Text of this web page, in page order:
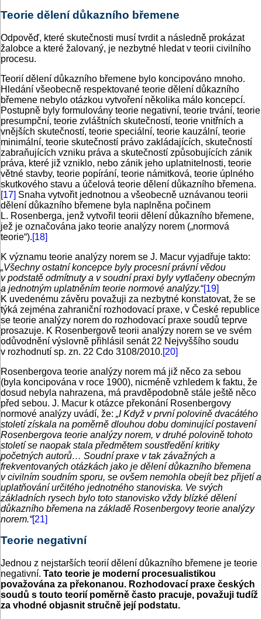
Teorie dělení důkazního břemene
Odpověď, které skutečnosti musí tvrdit a následně prokázat
žalobce a které žalovaný, je nezbytné hledat v teorii civilního
procesu.
Teorií dělení důkazního břemene bylo koncipováno mnoho.
Hledání všeobecně respektované teorie dělení důkazního
břemene nebylo otázkou vytvoření několika málo koncepcí.
Postupně byly formulovány teorie negativní, teorie trvání, teorie
presumpční, teorie zvláštních skutečností, teorie vnitřních a
vnějších skutečností, teorie speciální, teorie kauzální, teorie
minimální, teorie skutečností právo zakládajících, skutečností
zabraňujících vzniku práva a skutečností způsobujících zánik
práva, které již vzniklo, nebo zánik jeho uplatnitelnosti, teorie
větné stavby, teorie popírání, teorie námitková, teorie úplného
skutkového stavu a účelová teorie dělení důkazního břemena.
[17] Snaha vytvořit jednotnou a všeobecně uznávanou teorii
dělení důkazního břemene byla naplněna počinem
L. Rosenberga, jenž vytvořil teorii dělení důkazního břemene,
jež je označována jako teorie analýzy norem („normová
teorie“).[18]
K významu teorie analýzy norem se J. Macur vyjadřuje takto:
„Všechny ostatní koncepce byly procesní právní vědou
v podstatě odmítnuty a v soudní praxi byly vytlačeny obecným
a jednotným uplatněním teorie normové analýzy.“[19]
K uvedenému závěru považuji za nezbytné konstatovat, že se
týká zejména zahraniční rozhodovací praxe, v České republice
se teorie analýzy norem do rozhodovací praxe soudů teprve
prosazuje. K Rosenbergově teorii analýzy norem se ve svém
odůvodnění výslovně přihlásil senát 22 Nejvyššího soudu
v rozhodnutí sp. zn. 22 Cdo 3108/2010.[20]
Rosenbergova teorie analýzy norem má již něco za sebou
(byla koncipována v roce 1900), nicméně vzhledem k faktu, že
dosud nebyla nahrazena, má pravděpodobně stále ještě něco
před sebou. J. Macur k otázce překonání Rosenbergovy
normové analýzy uvádí, že: „I Když v první polovině dvacátého
století získala na poměrně dlouhou dobu dominující postavení
Rosenbergova teorie analýzy norem, v druhé polovině tohoto
století se naopak stala předmětem soustředění kritiky
početných autorů… Soudní praxe v tak závažných a
frekventovaných otázkách jako je dělení důkazního břemena
v civilním soudním sporu, se ovšem nemohla obejít bez přijetí a
uplatňování určitého jednotného stanoviska. Ve svých
základních rysech bylo toto stanovisko vždy blízké dělení
důkazního břemena na základě Rosenbergovy teorie analýzy
norem.“[21]
Teorie negativní
Jednou z nejstarších teorií dělení důkazního břemene je teorie
negativní. Tato teorie je moderní procesualistikou
považována za překonanou. Rozhodovací praxe českých
soudů s touto teorií poměrně často pracuje, považuji tudíž
za vhodné objasnit stručně její podstatu.